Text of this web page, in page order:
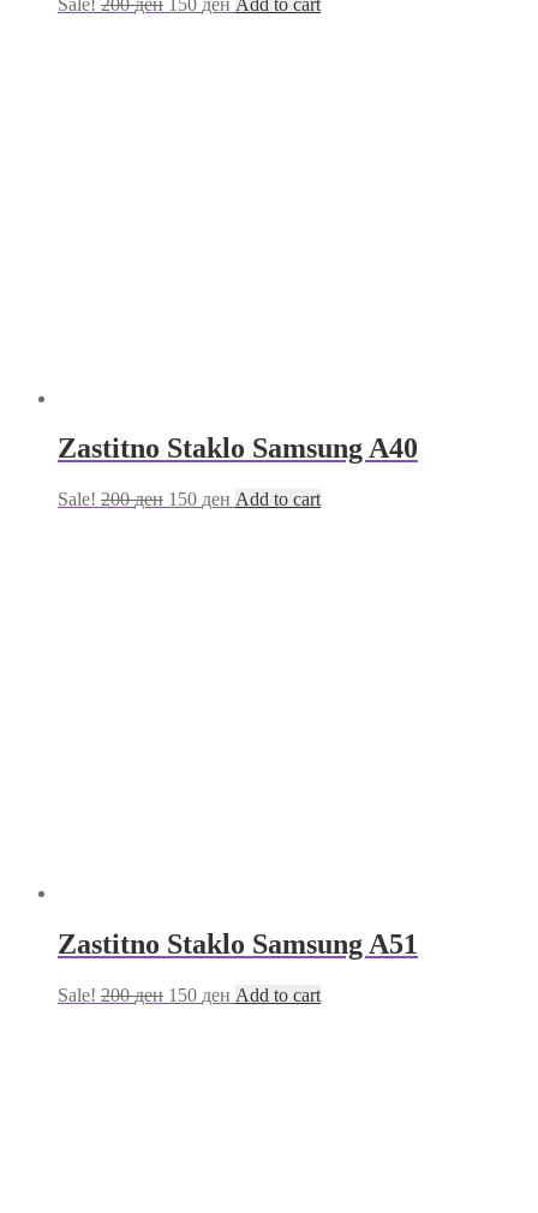
Zastitno Staklo Samsung A40
Sale! 200ден 150 ден Add to cart
Zastitno Staklo Samsung A51
Sale! 200ден 150 ден Add to cart